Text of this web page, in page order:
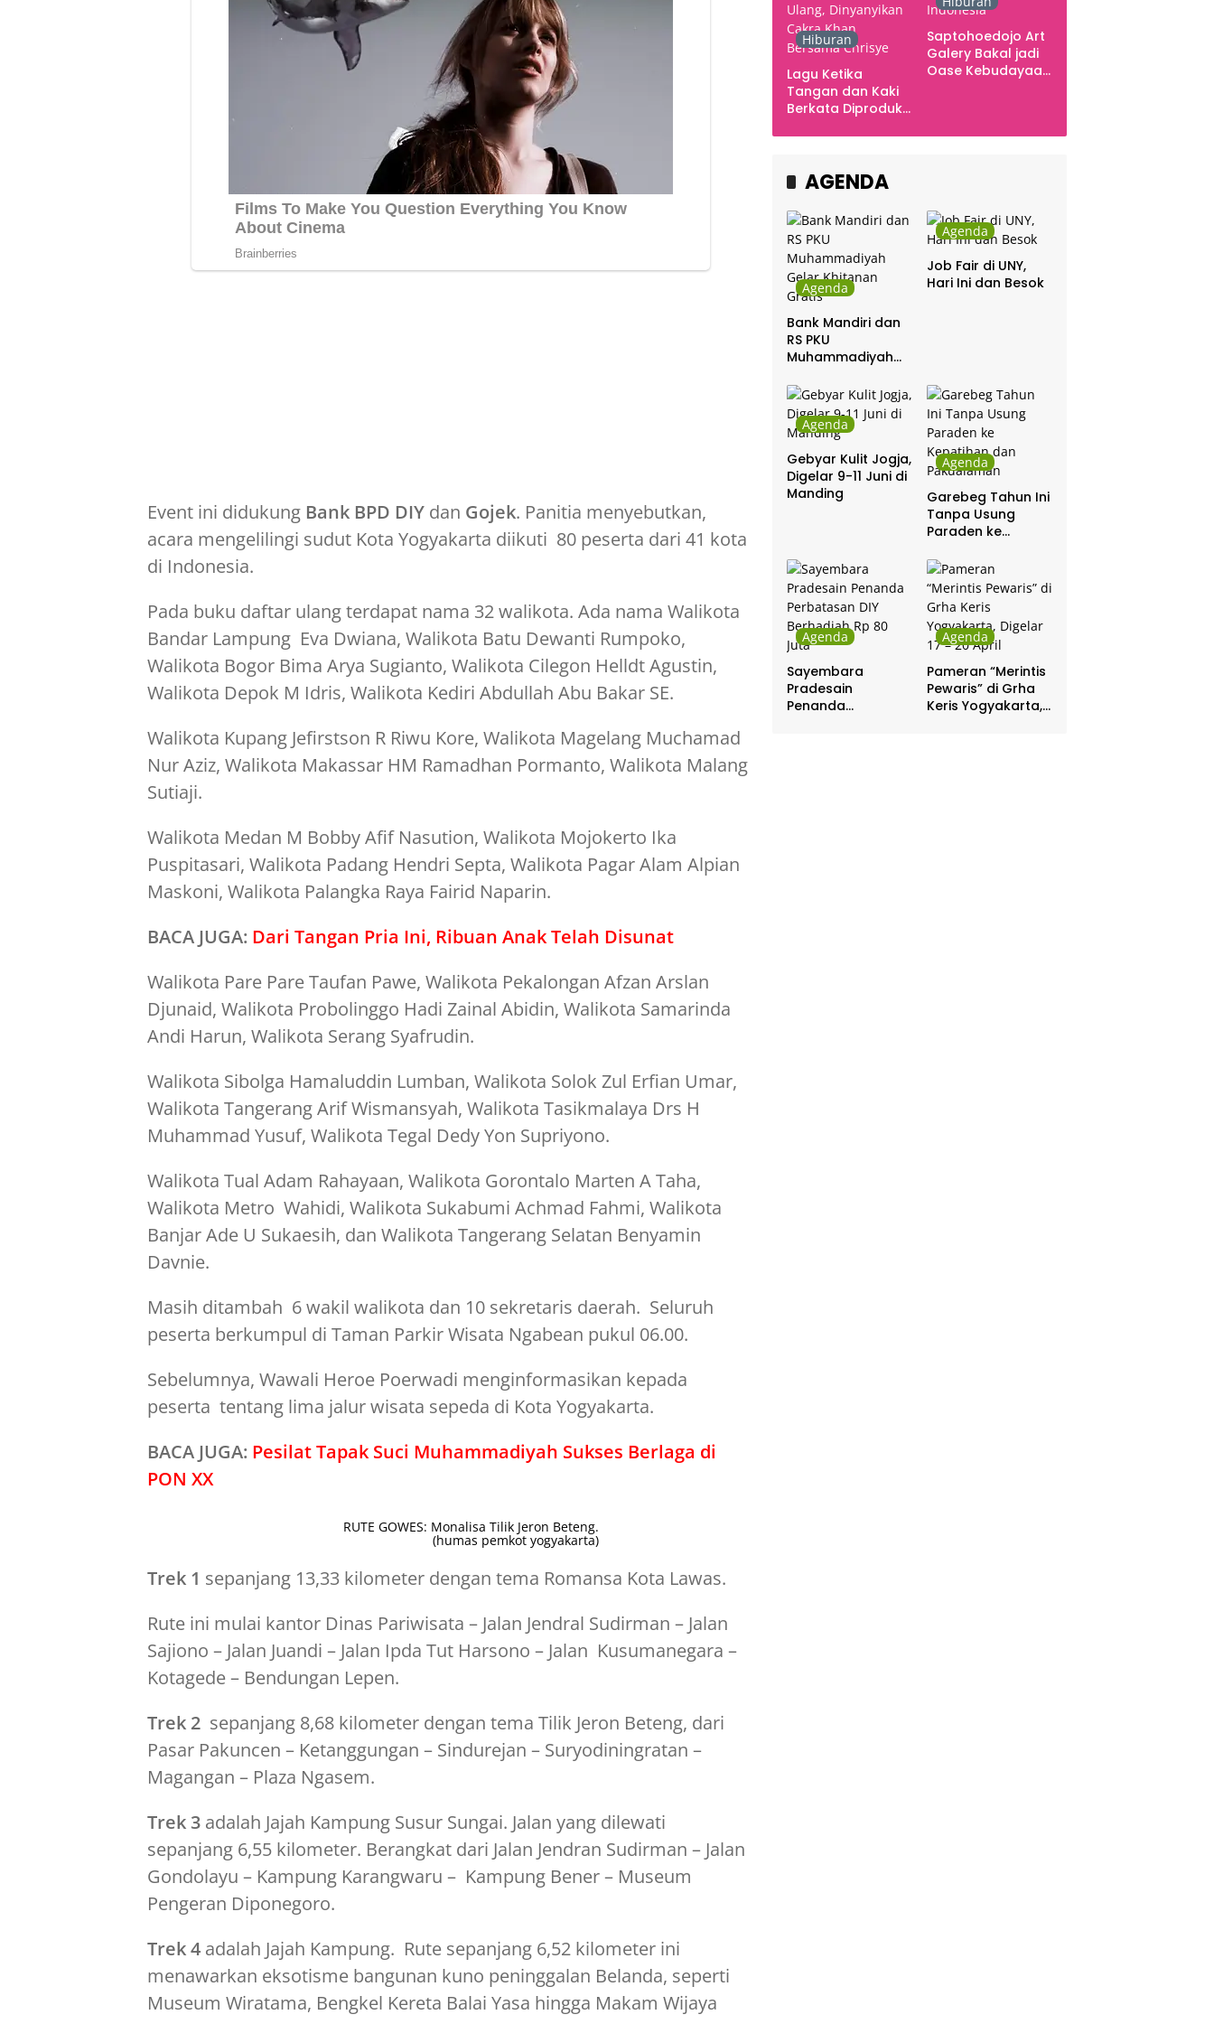
Event ini didukung Bank BPD DIY dan Gojek. Panitia menyebutkan,
acara mengelilingi sudut Kota Yogyakarta diikuti 80 peserta dari 41 kota
di Indonesia.
Pada buku daftar ulang terdapat nama 32 walikota. Ada nama Walikota
Bandar Lampung Eva Dwiana, Walikota Batu Dewanti Rumpoko,
Walikota Bogor Bima Arya Sugianto, Walikota Cilegon Helldt Agustin,
Walikota Depok M Idris, Walikota Kediri Abdullah Abu Bakar SE.
Walikota Kupang Jefirstson R Riwu Kore, Walikota Magelang Muchamad
Nur Aziz, Walikota Makassar HM Ramadhan Pormanto, Walikota Malang
Sutiaji.
Walikota Medan M Bobby Afif Nasution, Walikota Mojokerto Ika
Puspitasari, Walikota Padang Hendri Septa, Walikota Pagar Alam Alpian
Maskoni, Walikota Palangka Raya Fairid Naparin.
BACA JUGA: Dari Tangan Pria Ini, Ribuan Anak Telah Disunat
Walikota Pare Pare Taufan Pawe, Walikota Pekalongan Afzan Arslan
Djunaid, Walikota Probolinggo Hadi Zainal Abidin, Walikota Samarinda
Andi Harun, Walikota Serang Syafrudin.
Walikota Sibolga Hamaluddin Lumban, Walikota Solok Zul Erfian Umar,
Walikota Tangerang Arif Wismansyah, Walikota Tasikmalaya Drs H
Muhammad Yusuf, Walikota Tegal Dedy Yon Supriyono.
Walikota Tual Adam Rahayaan, Walikota Gorontalo Marten A Taha,
Walikota Metro Wahidi, Walikota Sukabumi Achmad Fahmi, Walikota
Banjar Ade U Sukaesih, dan Walikota Tangerang Selatan Benyamin
Davnie.
Masih ditambah 6 wakil walikota dan 10 sekretaris daerah. Seluruh
peserta berkumpul di Taman Parkir Wisata Ngabean pukul 06.00.
Sebelumnya, Wawali Heroe Poerwadi menginformasikan kepada
peserta tentang lima jalur wisata sepeda di Kota Yogyakarta.
BACA JUGA: Pesilat Tapak Suci Muhammadiyah Sukses Berlaga di
PON XX
RUTE GOWES: Monalisa Tilik Jeron Beteng.
(humas pemkot yogyakarta)
Trek 1 sepanjang 13,33 kilometer dengan tema Romansa Kota Lawas.
Rute ini mulai kantor Dinas Pariwisata – Jalan Jendral Sudirman – Jalan
Sajiono – Jalan Juandi – Jalan Ipda Tut Harsono – Jalan Kusumanegara –
Kotagede – Bendungan Lepen.
Trek 2 sepanjang 8,68 kilometer dengan tema Tilik Jeron Beteng, dari
Pasar Pakuncen – Ketanggungan – Sindurejan – Suryodiningratan –
Magangan – Plaza Ngasem.
Trek 3 adalah Jajah Kampung Susur Sungai. Jalan yang dilewati
sepanjang 6,55 kilometer. Berangkat dari Jalan Jendran Sudirman – Jalan
Gondolayu – Kampung Karangwaru – Kampung Bener – Museum
Pengeran Diponegoro.
Trek 4 adalah Jajah Kampung. Rute sepanjang 6,52 kilometer ini
menawarkan eksotisme bangunan kuno peninggalan Belanda, seperti
Museum Wiratama, Bengkel Kereta Balai Yasa hingga Makam Wijaya
Hiburan
Lagu Ketika
Tangan dan Kaki
Berkata Diproduksi
Cakra Khan
Saptohoedojo Art
Galery Bakal jadi
Oase Kebudayaan
AGENDA
Agenda
Bank Mandiri dan
RS PKU
Muhammadiyah
Gratis
Agenda
Job Fair di UNY,
Hari Ini dan Besok
Agenda
Gebyar Kulit Jogja,
Digelar 9-11 Juni di
Manding
Agenda
Garebeg Tahun Ini
Tanpa Usung
Paraden ke
Pakualaman
Agenda
Sayembara
Pradesain
Penanda
Agenda
Pameran “Merintis
Pewaris” di Grha
Keris Yogyakarta,